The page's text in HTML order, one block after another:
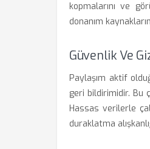
kopmalarını ve
donanım
Güvenlik Ve
Paylaşım aktif
geri bildirimidir. Bu
Hassas verilerle
duraklatma